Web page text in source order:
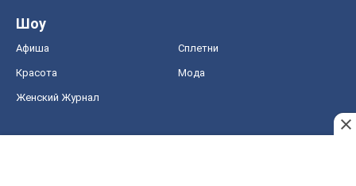
Шоу
Афиша Сплетни
Красота Мода
Женский Журнал